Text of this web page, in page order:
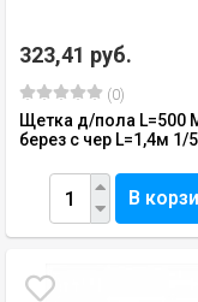
323,41 руб.
(0)
Щетка д/пола L=500
берез с чер L=1,4м 1/5
В